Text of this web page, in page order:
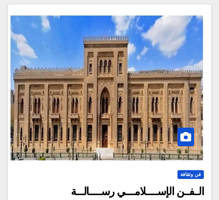
فن وثقافة
الــفــن الإســـــلامــــي رســـــالـــة